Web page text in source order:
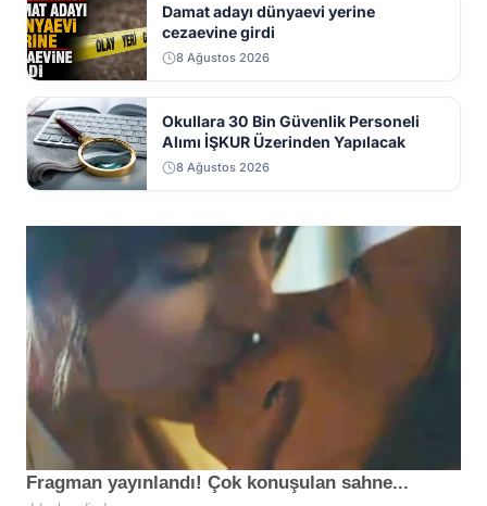
Damat adayı dünyaevi yerine
cezaevine girdi
8 Ağustos 2026
Okullara 30 Bin Güvenlik Personeli
Alımı İŞKUR Üzerinden Yapılacak
8 Ağustos 2026